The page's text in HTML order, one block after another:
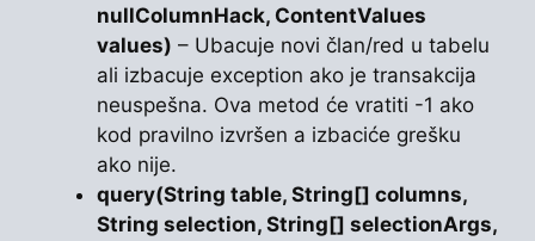
nullColumnHack, ContentValues
values) – Ubacuje novi član/red u tabelu
ali izbacuje exception ako je transakcija
neuspešna. Ova metod će vratiti -1 ako
kod pravilno izvršen a izbaciće grešku
ako nije.
query(String table, String[] columns,
String selection, String[] selectionArgs,